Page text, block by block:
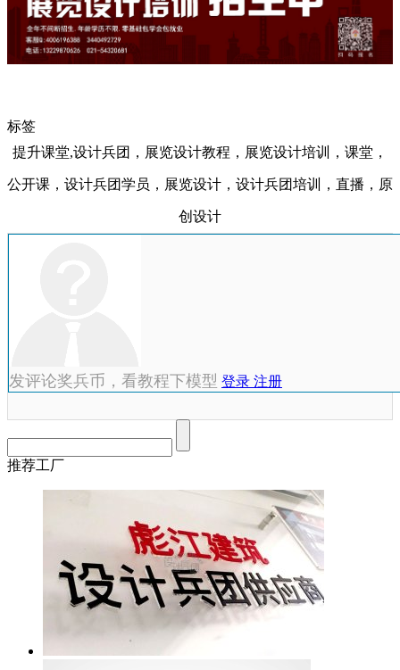
标签
提升课堂,设计兵团，展览设计教程，展览设计培训，课堂，
公开课，设计兵团学员，展览设计，设计兵团培训，直播，原
创设计
发评论奖兵币，看教程下模型 登录 注册
推荐工厂